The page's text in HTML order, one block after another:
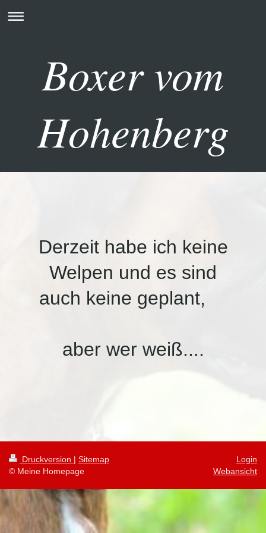
Boxer vom
Hohenberg
Derzeit habe ich keine
Welpen und es sind
auch keine geplant,
aber wer weiß....
Druckversion | Sitemap
© Meine Homepage
Login
Webansicht